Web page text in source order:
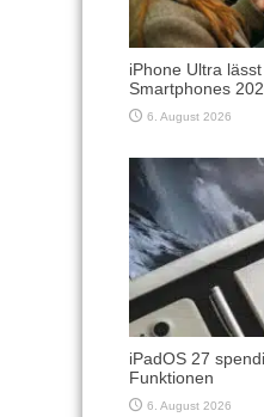
iPhone Ultra
Smartphones
6. August 2026
iPadOS 27
Funktionen
6. August 2026